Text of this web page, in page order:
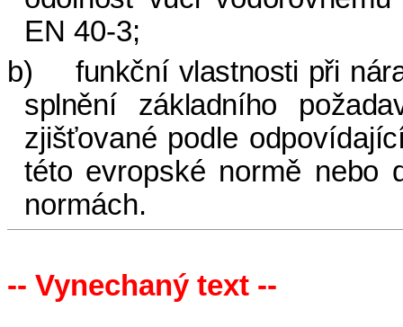
EN 40-3;
b)
funkční vlastnosti při
splnění základního
zjišťované podle
této evropské normě nebo
normách.
-- Vynechaný text --